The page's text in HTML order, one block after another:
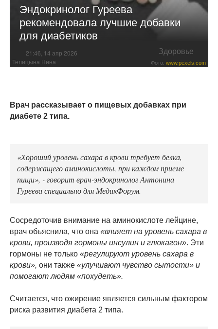
Эндокринолог Гуреева
рекомендовала лучшие добавки
для диабетиков
21:46, 14 апр 2026 Здоровье
Телицына Нина Фото: www.pexels.com
Врач рассказывает о пищевых добавках при
диабете 2 типа.
«Хороший уровень сахара в крови требует белка,
содержащего аминокислоты, при каждом приеме
пищи», - говорит врач-эндокринолог Антонина
Гуреева специально для МедикФорум.
Сосредоточив внимание на аминокислоте лейцине,
врач объяснила, что она «влияет на уровень сахара в
крови, производя гормоны инсулин и глюкагон». Эти
гормоны не только «регулируют уровень сахара в
крови», они также «улучшают чувство сытости» и
помогают людям «похудеть».
Считается, что ожирение является сильным фактором
риска развития диабета 2 типа.